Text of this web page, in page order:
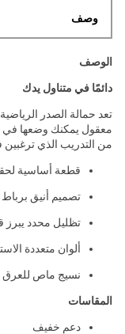
وصف
الوصف
دائمًا في متناول يدك
تعد حمالة الصدر
معقول يمكنك وضعها في
من التدريب الذي ترغبين
قطعة أساسية
تصميم أنيق
تظليل محدد يبرز
ألوان متعددة
نسيج ماص للعرق
المقاسات
دعم خفيف